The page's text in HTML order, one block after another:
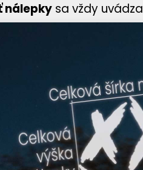
nálepky sa vždy uvádza